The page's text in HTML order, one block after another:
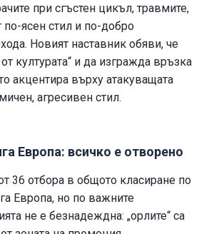
при сгъстен цикъл, травмите,
по-ясен стил и по-добро
Новият наставник обяви, че
културата“ и да изгражда връзка
акцентира върху атакуващата
агресивен стил.
Европа: всичко е отворено
36 отбора в общото класиране по
Европа, но по важните
не е безнадеждна: „орлите“ са